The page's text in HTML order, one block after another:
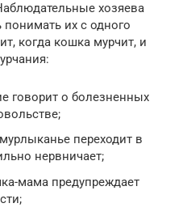
хозяева
их с одного
когда кошка мурчит, и
говорит о болезненных
переходит в
нервничает;
мама предупреждает